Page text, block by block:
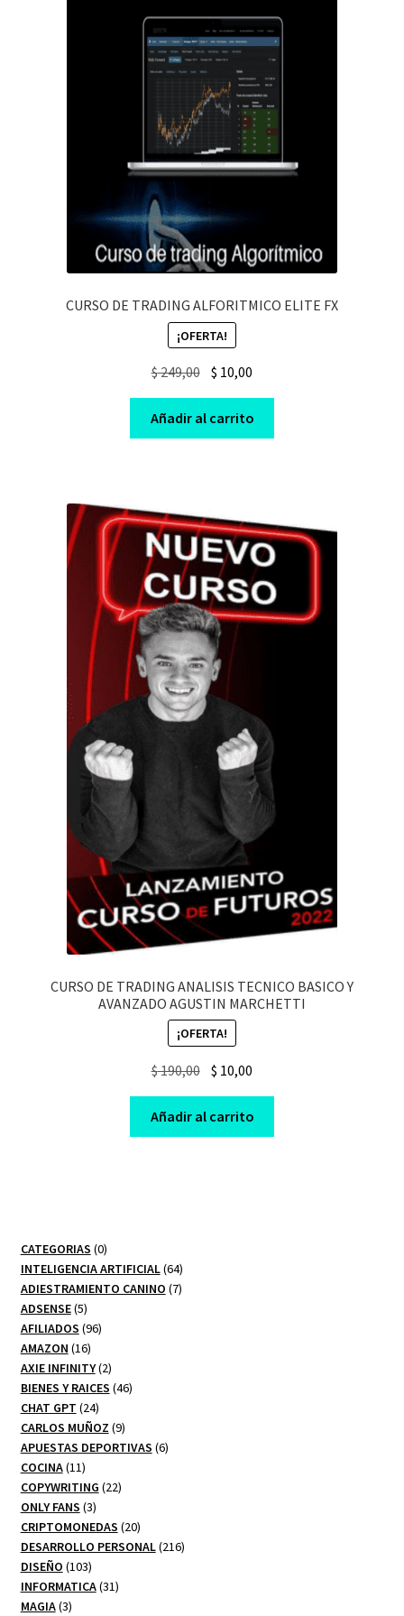
CURSO DE TRADING ALFORITMICO ELITE FX
¡OFERTA!
$249,00 Original
price
was:
$ 249,00.
$ 10,00
price
is:
$ 10,00.
Añadir al carrito
CURSO DE TRADING ANALISIS TECNICO BASICO Y
AVANZADO AGUSTIN MARCHETTI
¡OFERTA!
$190,00 Original
was:
$ 190,00.
$ 10,00
is:
$ 10,00.
Añadir al carrito
CATEGORIAS 00
productos
INTELIGENCIA ARTIFICIAL 6464
productos
ADIESTRAMIENTO CANINO 77
ADSENSE 55
productos
AFILIADOS 9696
AMAZON 1616
productos
AXIE INFINITY 22
productos
BIENES Y RAICES 4646
CHAT GPT 2424
productos
CARLOS MUÑOZ 99
productos
APUESTAS DEPORTIVAS 66
COCINA 1111
productos
COPYWRITING 2222
ONLY FANS 33
productos
CRIPTOMONEDAS 2020
productos
DESARROLLO PERSONAL 216216
DISEÑO 103103
productos
INFORMATICA 3131
MAGIA 33